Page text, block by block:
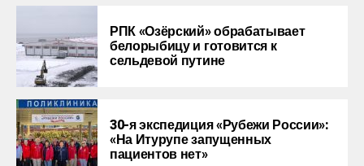
РПК «Озёрский» обрабатывает
белорыбицу и готовится к
сельдевой путине
30-я экспедиция «Рубежи России»:
«На Итурупе запущенных
пациентов нет»